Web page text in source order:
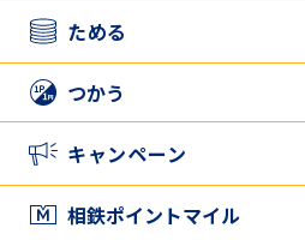
アプリとカードを併用したい方
ためる
つかう
相鉄ポイントをつかう
家族と相鉄ポイントをシェアする
キャンペーン
相鉄ポイントマイル